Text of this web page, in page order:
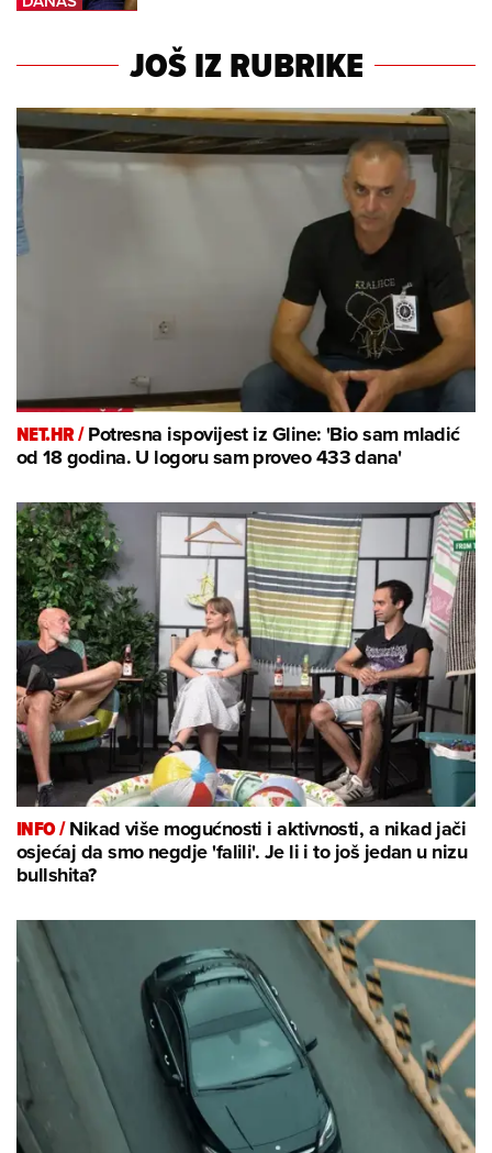
JOŠ IZ RUBRIKE
NET.HR /Potresna ispovijest iz Gline: 'Bio sam mladić
od 18 godina. U logoru sam proveo 433 dana'
INFO /Nikad više mogućnosti i aktivnosti, a nikad jači
osjećaj da smo negdje 'falili'. Je li i to još jedan u nizu
bullshita?